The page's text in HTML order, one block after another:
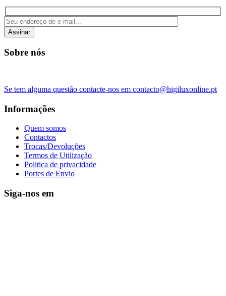
Assinar
Sobre nós
Se tem alguma questão contacte-nos em contacto@higiluxonline.pt
Informações
Quem somos
Contactos
Trocas/Devoluções
Termos de Utilização
Politica de privacidade
Portes de Envio
Siga-nos em